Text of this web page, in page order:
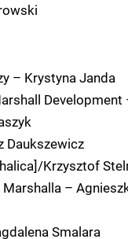
– Krystyna Janda
Development
Daukszewicz
Krzysztof
Marshalla –
Smalara